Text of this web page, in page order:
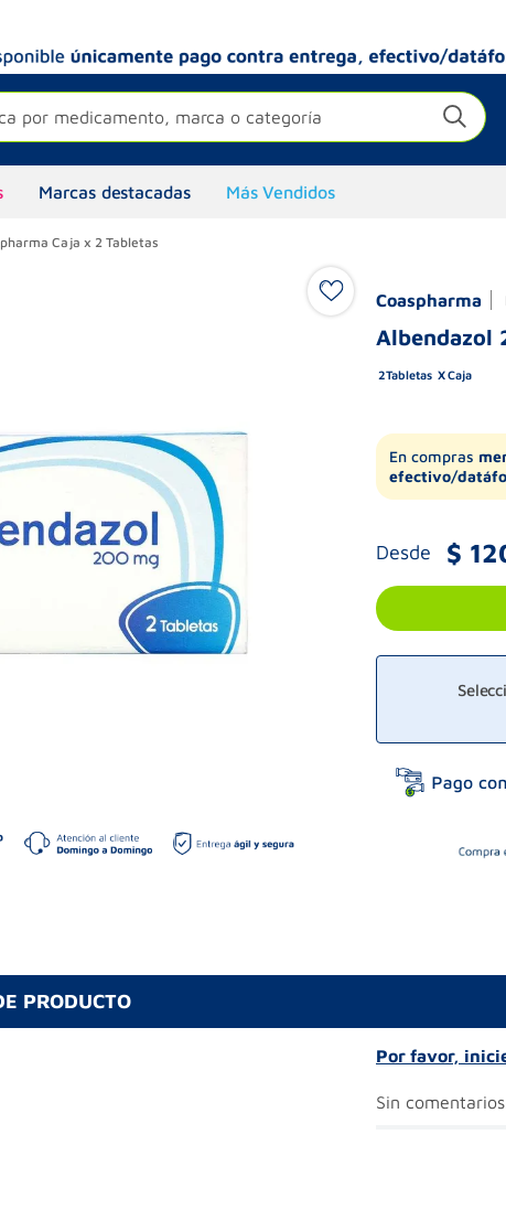
por medicamento, marca o categoría
Marcas destacadas Más Vendidos
Caja x 2 Tabletas
Coaspharma
Albendazol
2Tabletas Caja
En compras
efectivo/
Desde $
PRODUCTO
Por favor,
Sin